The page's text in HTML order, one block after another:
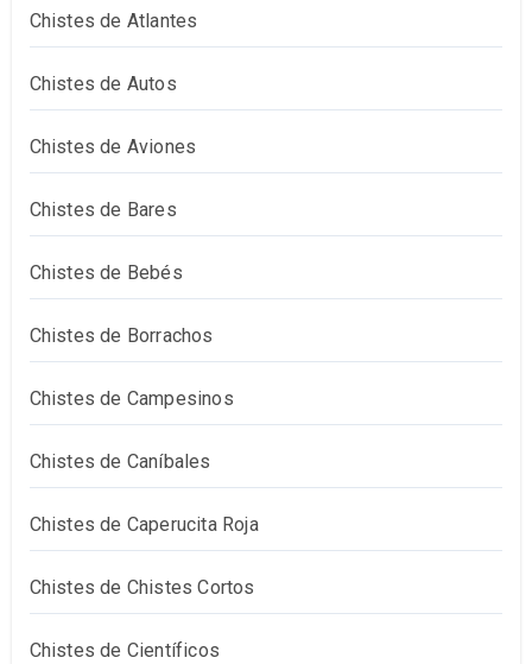
Chistes de Atlantes
Chistes de Autos
Chistes de Aviones
Chistes de Bares
Chistes de Bebés
Chistes de Borrachos
Chistes de Campesinos
Chistes de Caníbales
Chistes de Caperucita Roja
Chistes de Chistes Cortos
Chistes de Científicos